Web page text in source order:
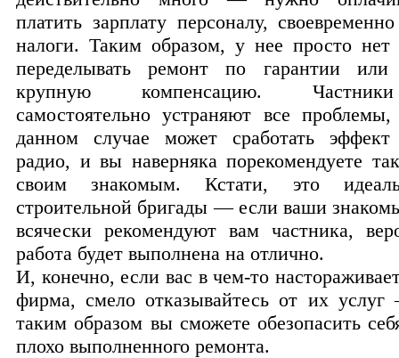
платить зарплату персоналу,
налоги. Таким образом, у нее просто нет
переделывать ремонт по гарантии или
крупную компенсацию.
самостоятельно устраняют все
данном случае может сработать эффект
радио, и вы наверняка порекомендуете
своим знакомым. Кстати, это
строительной бригады — если ваши
всячески рекомендуют вам частника,
работа будет выполнена на отлично.
И, конечно, если вас в чем-то
фирма, смело отказывайтесь от их
таким образом вы сможете обезопасить
плохо выполненного ремонта.